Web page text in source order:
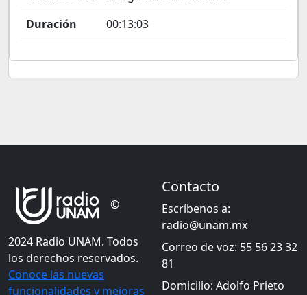
Duración
00:13:03
©
2024 Radio UNAM. Todos
los derechos reservados.
Conoce las nuevas
funcionalidades y mejoras
Contacto
Escríbenos a:
radio@unam.mx
Correo de voz: 55 56 23 32
81
Domicilio: Adolfo Prieto